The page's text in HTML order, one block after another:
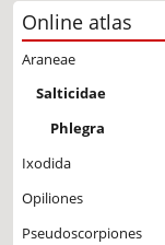
Online atlas
Araneae
Salticidae
Phlegra
Ixodida
Opiliones
Pseudoscorpiones